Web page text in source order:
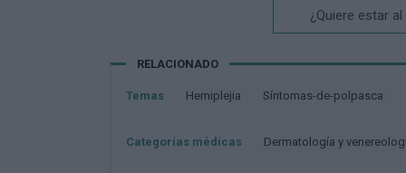
¿Quiere estar
RELACIONADO
Temas Hemiplejia Síntomas-de-polpasca
Categorías médicas Dermatología y